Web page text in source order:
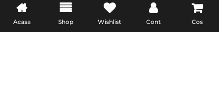
Acasa Shop Wishlist Cont Cos